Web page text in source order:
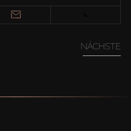
NÄCHSTE